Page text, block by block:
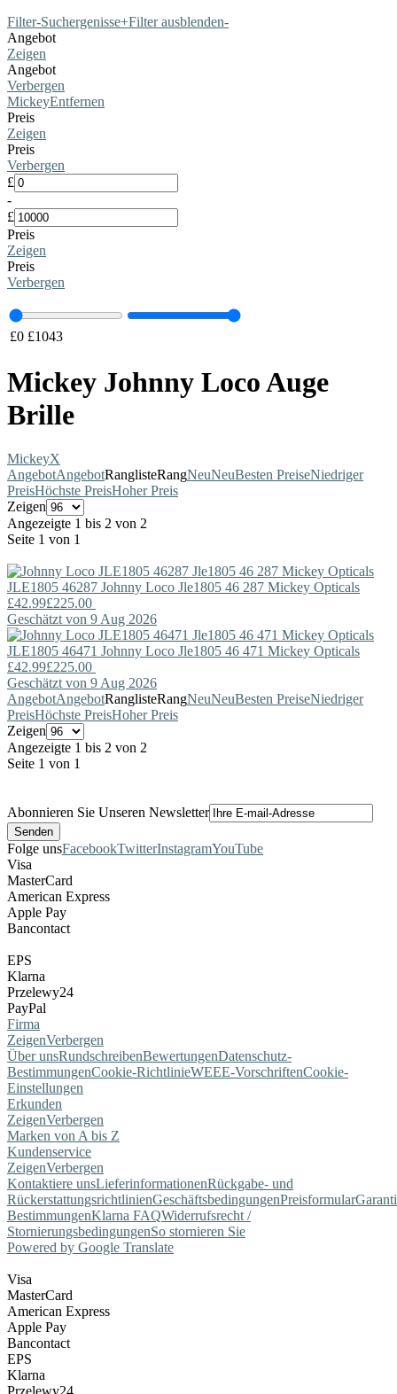
Filter-Suchergenisse+Filter ausblenden-
Angebot
Zeigen
Angebot
Verbergen
MickeyEntfernen
Preis
Zeigen
Preis
Verbergen
£
-
£
Preis
Zeigen
Preis
Verbergen
£0 £1043
Mickey Johnny Loco Auge
Brille
MickeyX
AngebotAngebotRanglisteRangNeuNeuBesten PreiseNiedriger
PreisHöchste PreisHoher Preis
Zeigen
Angezeigte 1 bis 2 von 2
Seite 1 von 1
JLE1805 46287 Johnny Loco Jle1805 46 287 Mickey Opticals
£42.99£225.00
Geschätzt von 9 Aug 2026
JLE1805 46471 Johnny Loco Jle1805 46 471 Mickey Opticals
£42.99£225.00
Geschätzt von 9 Aug 2026
AngebotAngebotRanglisteRangNeuNeuBesten PreiseNiedriger
PreisHöchste PreisHoher Preis
Zeigen
Angezeigte 1 bis 2 von 2
Seite 1 von 1
Abonnieren Sie Unseren Newsletter
Folge unsFacebookTwitterInstagramYouTube
Visa
MasterCard
American Express
Apple Pay
Bancontact
EPS
Klarna
Przelewy24
PayPal
Firma
ZeigenVerbergen
Über unsRundschreibenBewertungenDatenschutz-
BestimmungenCookie-RichtlinieWEEE-VorschriftenCookie-
Einstellungen
Erkunden
ZeigenVerbergen
Marken von A bis Z
Kundenservice
ZeigenVerbergen
Kontaktiere unsLieferinformationenRückgabe- und
RückerstattungsrichtlinienGeschäftsbedingungenPreisformular
BestimmungenKlarna FAQWiderrufsrecht /
StornierungsbedingungenSo stornieren Sie
Powered by Google Translate
Visa
MasterCard
American Express
Apple Pay
Bancontact
EPS
Klarna
Przelewy24